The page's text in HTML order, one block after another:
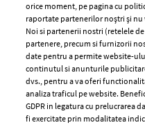
orice moment, pe pagina cu
raportate partenerilor noștri și nu
Noi si partenerii nostri (retelele
partenere, precum si furnizorii
date pentru a permite website-
continutul si anunturile
dvs., pentru a va oferi
analiza traficul pe website.
GDPR in legatura cu prelucrarea
fi exercitate prin modalitatea